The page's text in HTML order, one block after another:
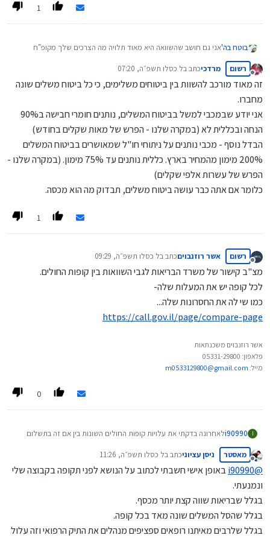
1
בוטח בה'אני גם חושב שהשוואה היא מאוד תלויה מה הצרכים שלך מקופ"ח
(אני במאוחדת והסל לידה שלהם לדעתי הכי גרוע שיכול להיות..)
מנותק
רשום מרדכיכתב בל כסלו תשפ״ה, 07:20
נערך לאחרונה על ידי
זה מאוד מורכב להשוות בין ביטוחים משלימים, כי כל ביטוח משלים שונה
מחברו.
אני יודע שבמכבי למשל בביטוח המשלים, נותנים חומרי חבישה ב90%
הנחה ובכללית לא (במקרה שלנו - הפרש של מאות שקלים בחודש)
הבדל נוסף - מכבי נותנים על ניתוחי חו"ל שמאושרים בביטוח המשלים
200% מימון מהמחיר בארץ. כללית נותנים עד 75% מימון. (במקרה שלנו -
הפרש של עשרות אלפי שקלים)
כלומר אם אתה כבר עושה ביטוח משלים, תבדוק מה הוא מכסה.
1
מנותק
רשום אשר רוזנבויםכתב בל כסלו תשפ״ה, 09:29
נערך לאחרונה על ידי
מצ"ב קישור של משרד הבריאות לגבי השוואות בין קופות החולים.
לכל קופה יש את המעלות שלה-
כמו שי לה את החסרונות שלה...
https://call.gov.il/page/compare-page
אשר רוזנבוים משכנתאות
פלאפון: 05331-29800
מייל: m0533129800@gmail.com
0
I
i90990לאחרונה בדקתי את עלויות קופות החולים השונות בין אם זה בתשלום
חודשי בין במחירים לטיפולי שיניים בין לסל לידה.. לאחר בדיקה נראה
שלהפתעתימאוחדתיותר זולה מכולם...
למרות שהרגילו אותי מגיל קטן שכללית הכי גדולה וממילא היא הכי זולה..
מנותק
מאסטר ניסן עציוניכתב בל כסלו תשפ״ה, 11:26
נערך לאחרונה על ידי
@
i90990באופן אישי חשבתי לכתוב על הנושא לפני תקופה בקבוצה שלי
ונמנעתי.
בגלל שבריאות שווה קצת יותר מכסף.
בגלל שהסל המשלים שונה מאד בכל קופה.
בגלל שלרבים מאיתנו רופאים ספציפים מנהלים את התיק הרפואי וזה עלול